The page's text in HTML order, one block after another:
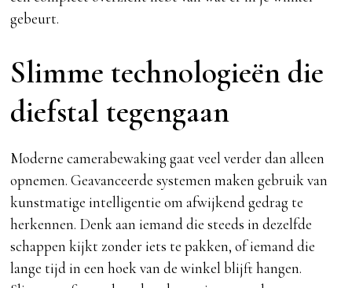
gebeurt.
Slimme technologieën die
diefstal tegengaan
Moderne camerabewaking gaat veel verder dan alleen
opnemen. Geavanceerde systemen maken gebruik van
kunstmatige intelligentie om afwijkend gedrag te
herkennen. Denk aan iemand die steeds in dezelfde
schappen kijkt zonder iets te pakken, of iemand die
lange tijd in een hoek van de winkel blijft hangen.